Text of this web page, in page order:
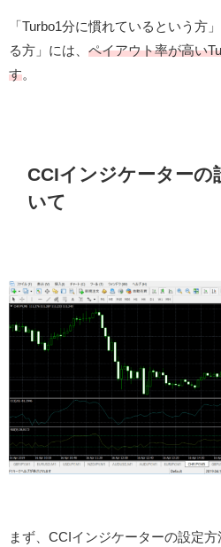
「Turbo1分に慣れているという方
る方」には、 ペイアウト率が高い
す
CCIインジケーターの
いて
まず、CCIインジケーターの設定方